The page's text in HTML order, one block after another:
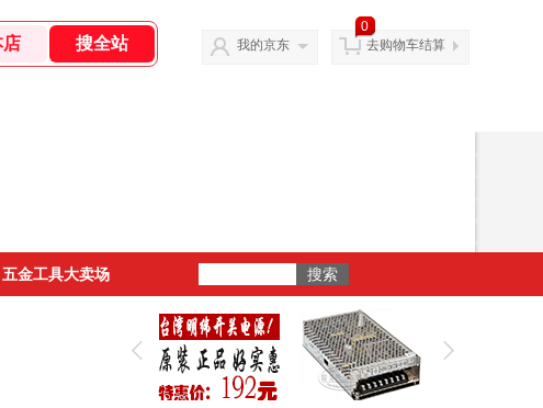
我的京东
0
去购物车结算
五金工具大卖场